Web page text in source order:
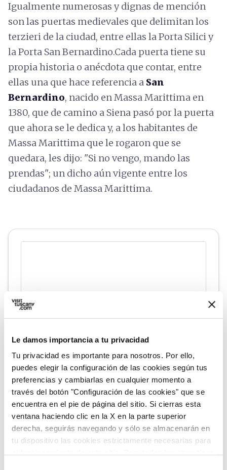
Le damos importancia a tu privacidad
Tu privacidad es importante para nosotros. Por ello,
puedes elegir la configuración de las cookies según tus
preferencias y cambiarlas en cualquier momento a
través del botón "Configuración de las cookies" que se
encuentra en el pie de página del sitio. Si cierras esta
ventana haciendo clic en la X en la parte superior
derecha, seguirás navegando y sólo se almacenarán en
tu dispositivo las cookies estrictamente necesarias para
Igualmente numerosas y dignas de mención
son las puertas medievales que delimitan los
terzieri de la ciudad, entre ellas la Porta Silici y
la Porta San Bernardino.Cada puerta tiene su
propia historia o anécdota que contar, entre
ellas una que hace referencia a San
Bernardino, nacido en Massa Marittima en
1380, que de camino a Siena pasó por la puerta
que ahora se le dedica y, a los habitantes de
Massa Marittima que le rogaron que se
quedara, les dijo: "Si no vengo, mando las
prendas"; un dicho aún vigente entre los
ciudadanos de Massa Marittima.
directions Indicaciones
Informaciones
home Dónde
Via S. Bernardino Porta, 8, 58024 Massa